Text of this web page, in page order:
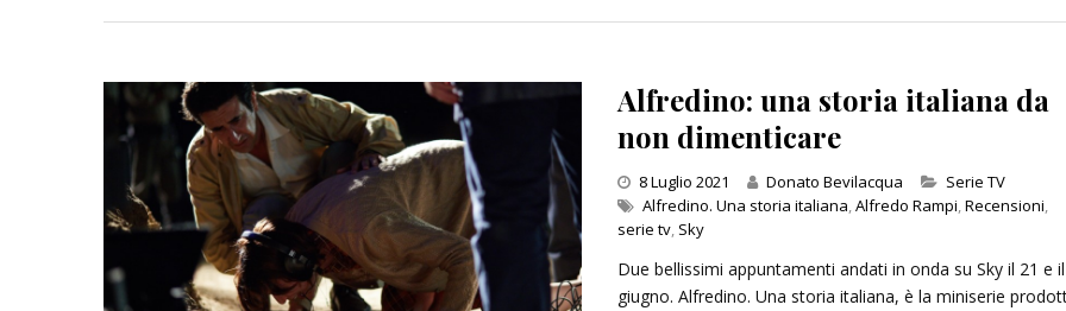
Alfredino: una storia italiana da
non dimenticare
8 Luglio 2021 Donato Bevilacqua Categories
Serie TV
Alfredino. Una storia italiana,Alfredo Rampi,Recensioni,
serie tv, Sky
Due bellissimi appuntamenti andati in onda su Sky il 21 e
giugno. Alfredino. Una storia italiana, è la miniserie